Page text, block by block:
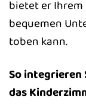
bietet er
bequemen
toben kann.
So integrieren
das